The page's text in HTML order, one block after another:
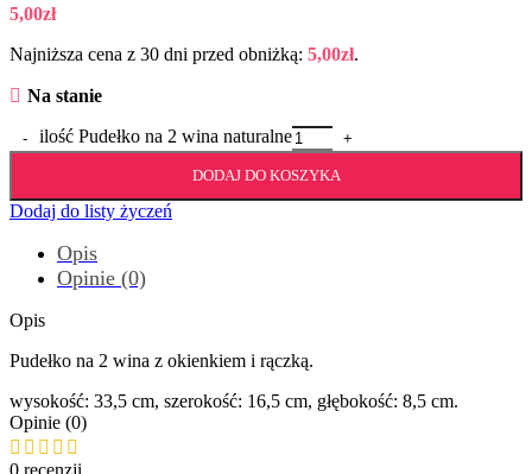
5,00zł
Najniższa cena z 30 dni przed obniżką: 5,00zł.
Na stanie
ilość Pudełko na 2 wina naturalne
DODAJ DO KOSZYKA
Dodaj do listy życzeń
Opis
Opinie (0)
Opis
Pudełko na 2 wina z okienkiem i rączką.
wysokość: 33,5 cm, szerokość: 16,5 cm, głębokość: 8,5 cm.
Opinie (0)
0 recenzji